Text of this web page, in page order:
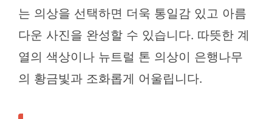
는 의상을 선택하면 더욱 통일감 있고 아름
다운 사진을 완성할 수 있습니다. 따뜻한 계
열의 색상이나 뉴트럴 톤 의상이 은행나무
의 황금빛과 조화롭게 어울립니다.